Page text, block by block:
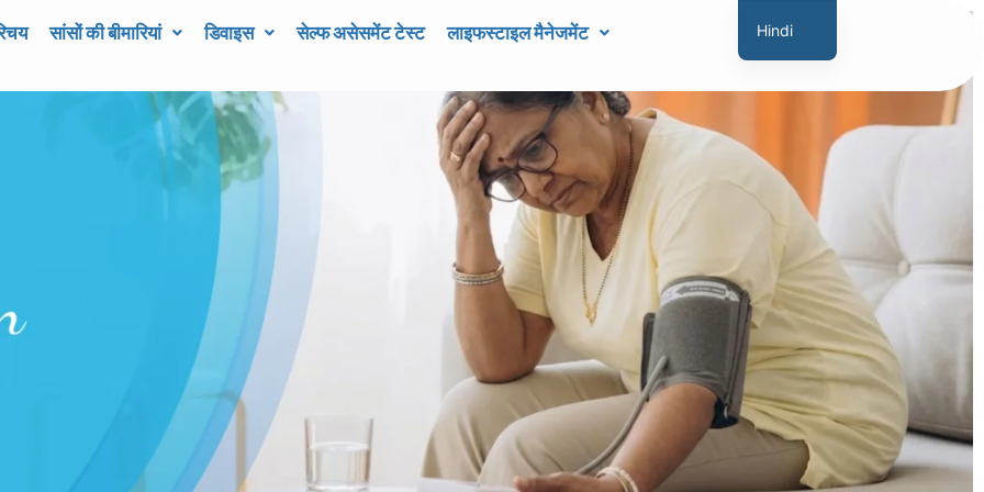
सांसों की बीमारियां डिवाइस सेल्फ असेसमेंट टेस्ट लाइफस्टाइल मैनेजमेंट
Hindi
English